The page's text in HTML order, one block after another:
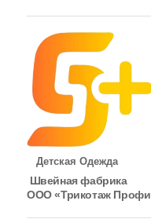
Детская Одежда
Швейная фабрика
ООО «Трикотаж Профи